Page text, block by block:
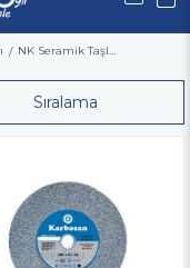
NK Seramik Taşlama Taşları
Sıralama